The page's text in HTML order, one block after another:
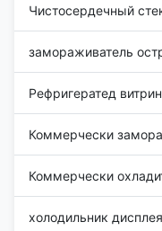
Чистосердечный
замораживатель
Рефригератед
Коммерчески
Коммерчески
холодильник